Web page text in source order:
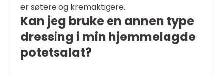
er søtere og kremaktigere.
Kan jeg bruke en annen type
dressing i min hjemmelagde
potetsalat?